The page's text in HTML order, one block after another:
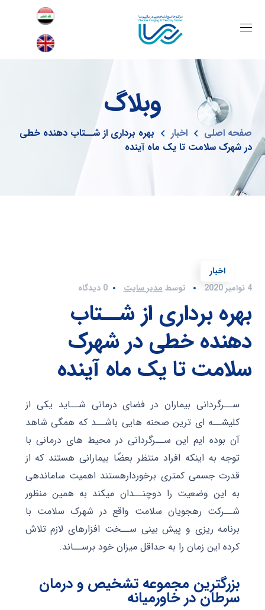
وبلاگ
صفحه اصلی اخبار
بهره برداری از شــتاب دهنده خطی
در شهرک سلامت تا یک ماه آینده
اخبار
4 نوامبر 2020
توسطمدیر سایت 0 دیدگاه
بهره برداری از شــتاب
دهنده خطی در شهرک
سلامت تا یک ماه آینده
ســرگردانی بیماران در فضای درمانی شــاید یکی از
کلیشــه ای ترین صحنه هایی باشــد که همگی شاهد
آن بوده ایم این ســرگردانی در محیط های درمانی با
توجه به اینکه افراد منتظر بعضًا بیمارانی هستند که از
قدرت جسمی کمتری برخوردارهستند اهمیت ساماندهی
به این وضعیت را دوچنــدان میکند به همین منظور
شــرکت رهجویان سلامت واقع در شهرک سلامت با
برنامه ریزی و پیش بینی ســخت افزارهای لازم تلاش
کرده این زمان را به حداقل میزان خود برســاند.
بزرگترین مجموعه تشخیص و درمان
سرطان در خاورمیانه